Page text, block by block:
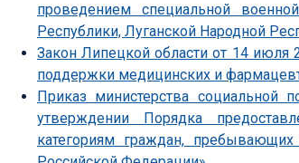
проведением специальной
Республики, Луганской Народной
Закон Липецкой области от 14 июля
поддержки медицинских и
Приказ министерства
утверждении Порядка
категориям граждан,